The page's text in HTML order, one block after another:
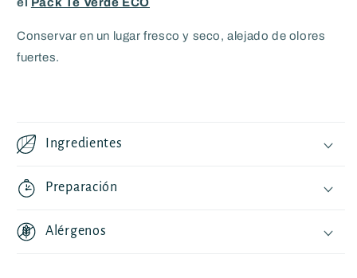
el Pack Té Verde ECO
Conservar en un lugar fresco y seco, alejado de olores
fuertes.
Ingredientes
Preparación
Alérgenos